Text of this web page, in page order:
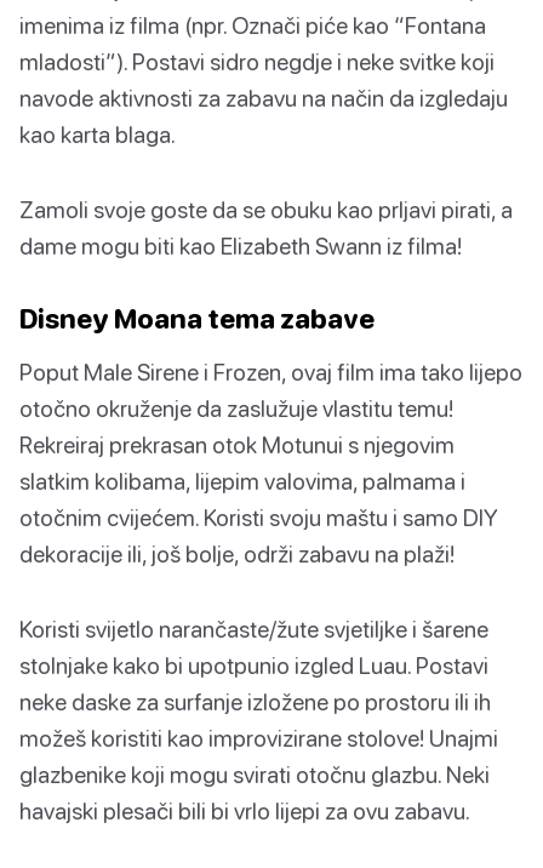
imenima iz filma (npr. Označi piće kao “Fontana
mladosti”). Postavi sidro negdje i neke svitke koji
navode aktivnosti za zabavu na način da izgledaju
kao karta blaga.
Zamoli svoje goste da se obuku kao prljavi pirati, a
dame mogu biti kao Elizabeth Swann iz filma!
Disney Moana tema zabave
Poput Male Sirene i Frozen, ovaj film ima tako lijepo
otočno okruženje da zaslužuje vlastitu temu!
Rekreiraj prekrasan otok Motunui s njegovim
slatkim kolibama, lijepim valovima, palmama i
otočnim cvijećem. Koristi svoju maštu i samo DIY
dekoracije ili, još bolje, održi zabavu na plaži!
Koristi svijetlo narančaste/žute svjetiljke i šarene
stolnjake kako bi upotpunio izgled Luau. Postavi
neke daske za surfanje izložene po prostoru ili ih
možeš koristiti kao improvizirane stolove! Unajmi
glazbenike koji mogu svirati otočnu glazbu. Neki
havajski plesači bili bi vrlo lijepi za ovu zabavu.